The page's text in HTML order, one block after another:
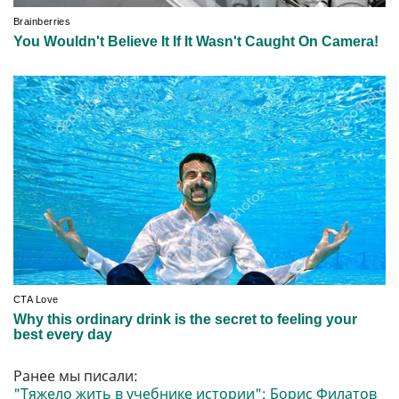
Ранее мы писали:
"Тяжело жить в учебнике истории": Борис Филатов